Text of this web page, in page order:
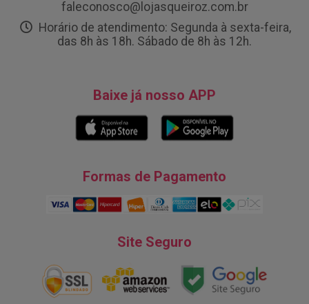
faleconosco@lojasqueiroz.com.br
Horário de atendimento: Segunda à sexta-feira,
das 8h às 18h. Sábado de 8h às 12h.
Baixe já nosso APP
Formas de Pagamento
Site Seguro